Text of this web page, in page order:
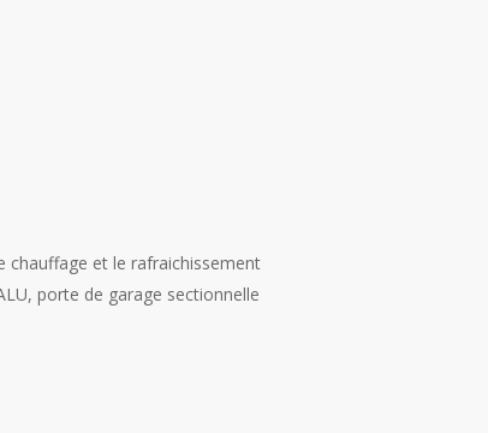
chauffage et le rafraichissement
porte de garage sectionnelle